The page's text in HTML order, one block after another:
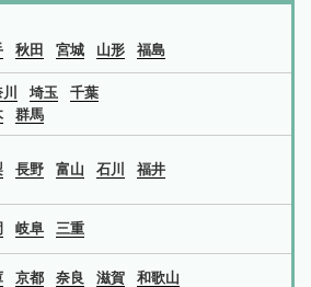
秋田 宮城 山形 福島
埼玉
千葉
群馬
長野 富山 石川 福井
岐阜 三重
京都 奈良 滋賀 和歌山